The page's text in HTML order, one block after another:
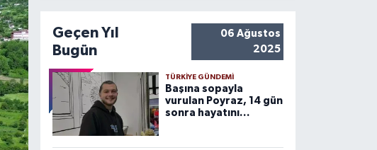
Geçen Yıl
Bugün
06 Ağustos
2025
TÜRKIYE GÜNDEMI
Başına sopayla
vurulan Poyraz, 14 gün
sonra hayatını